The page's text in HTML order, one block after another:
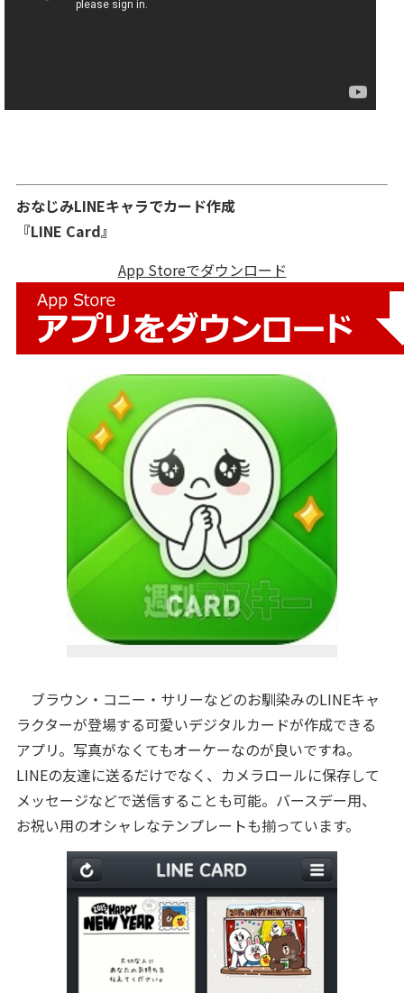
おなじみLINEキャラでカード作成
『LINE Card』
App Storeでダウンロード
ブラウン・コニー・サリーなどのお馴染みのLINEキャ
ラクターが登場する可愛いデジタルカードが作成できる
アプリ。写真がなくてもオーケーなのが良いですね。
LINEの友達に送るだけでなく、カメラロールに保存して
メッセージなどで送信することも可能。バースデー用、
お祝い用のオシャレなテンプレートも揃っています。